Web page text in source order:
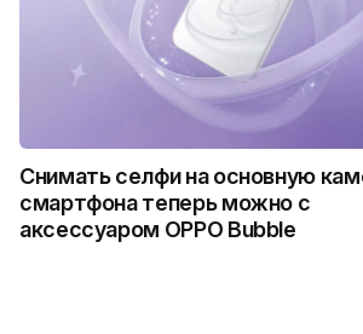
Снимать селфи на основную
смартфона теперь можно с
аксессуаром OPPO Bubble